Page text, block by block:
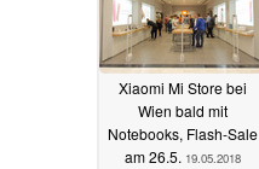
Xiaomi Mi Store bei
Wien bald mit
Notebooks, Flash-Sale
am 26.5. 19.05.2018